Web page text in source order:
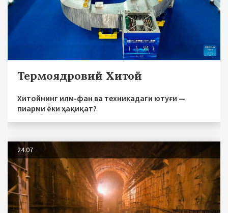
Термоядровий Хитой
Хитойнинг илм-фан ва техникадаги ютуғи —
пиарми ёки ҳақиқат?
24.07